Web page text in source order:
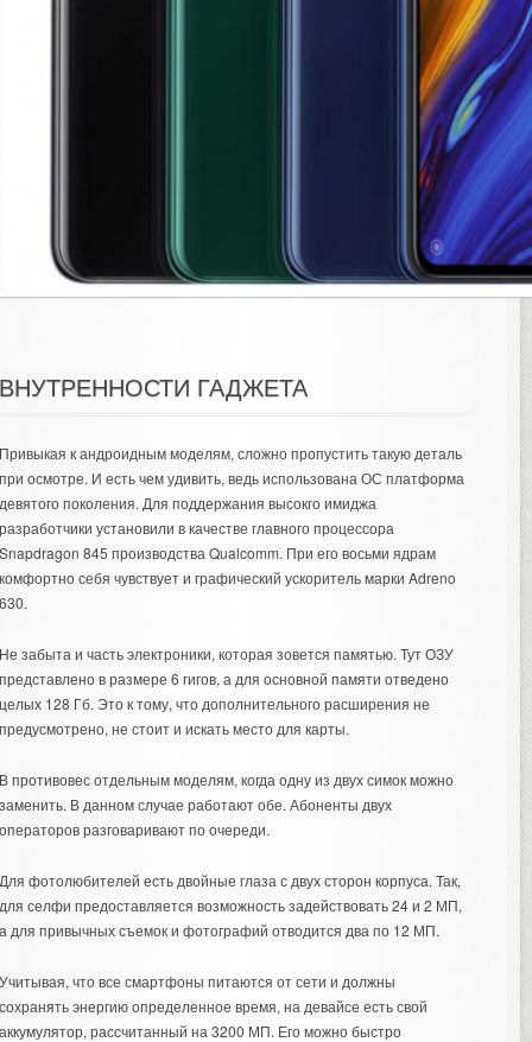
ГАДЖЕТА
к андроидным моделям, сложно пропустить такую деталь
осмотре. И есть чем удивить, ведь использована ОС платформа
поколения. Для поддержания высокго имиджа
установили в качестве главного процессора
845 производства Qualcomm. При его восьми ядрам
себя чувствует и графический ускоритель марки Adreno
забыта и часть электроники, которая зовется памятью. Тут ОЗУ
в размере 6 гигов, а для основной памяти отведено
128 Гб. Это к тому, что дополнительного расширения не
не стоит и искать место для карты.
противовес отдельным моделям, когда одну из двух симок можно
В данном случае работают обе. Абоненты двух
разговаривают по очереди.
фотолюбителей есть двойные глаза с двух сторон корпуса. Так,
селфи предоставляется возможность задействовать 24 и 2 МП,
для привычных съемок и фотографий отводится два по 12 МП.
что все смартфоны питаются от сети и должны
энергию определенное время, на девайсе есть свой
рассчитанный на 3200 МП. Его можно быстро